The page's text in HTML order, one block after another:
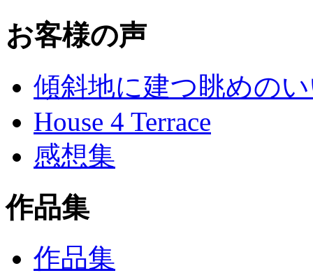
お客様の声
傾斜地に建つ眺めの
House 4 Terrace
感想集
作品集
作品集